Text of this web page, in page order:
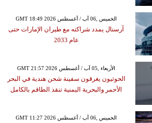
GMT 18:49 2026 الخميس ,06 آب / أغسطس
آرسنال يمدد شراكته مع طيران الإمارات حتى
عام 2033
GMT 21:57 2026 الأربعاء ,05 آب / أغسطس
الحوثيون يغرقون سفينة شحن هندية في البحر
الأحمر والبحرية اليمنية تنقذ الطاقم بالكامل
GMT 11:27 2026 الخميس ,06 آب / أغسطس